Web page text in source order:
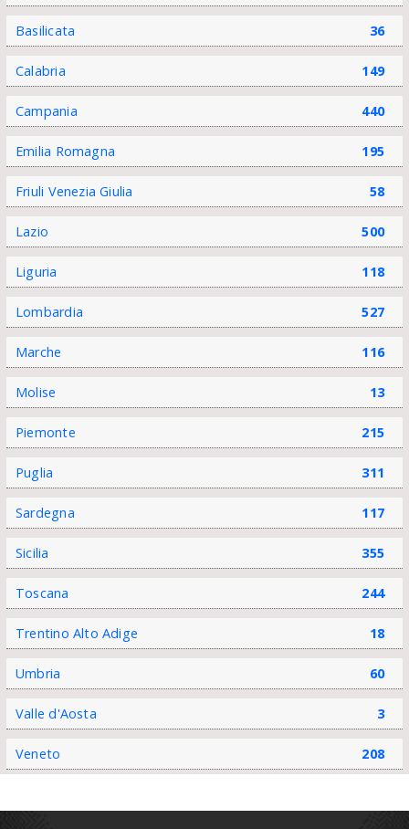
Basilicata 36
Calabria 149
Campania 440
Emilia Romagna 195
Friuli Venezia Giulia 58
Lazio 500
Liguria 118
Lombardia 527
Marche 116
Molise 13
Piemonte 215
Puglia 311
Sardegna 117
Sicilia 355
Toscana 244
Trentino Alto Adige 18
Umbria 60
Valle d'Aosta 3
Veneto 208